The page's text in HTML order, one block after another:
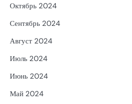
Октябрь 2024
Сентябрь 2024
Август 2024
Июль 2024
Июнь 2024
Май 2024